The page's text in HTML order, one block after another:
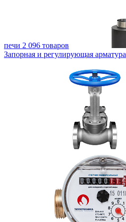
печи 2 096 товаров
Запорная и регулирующая арматура